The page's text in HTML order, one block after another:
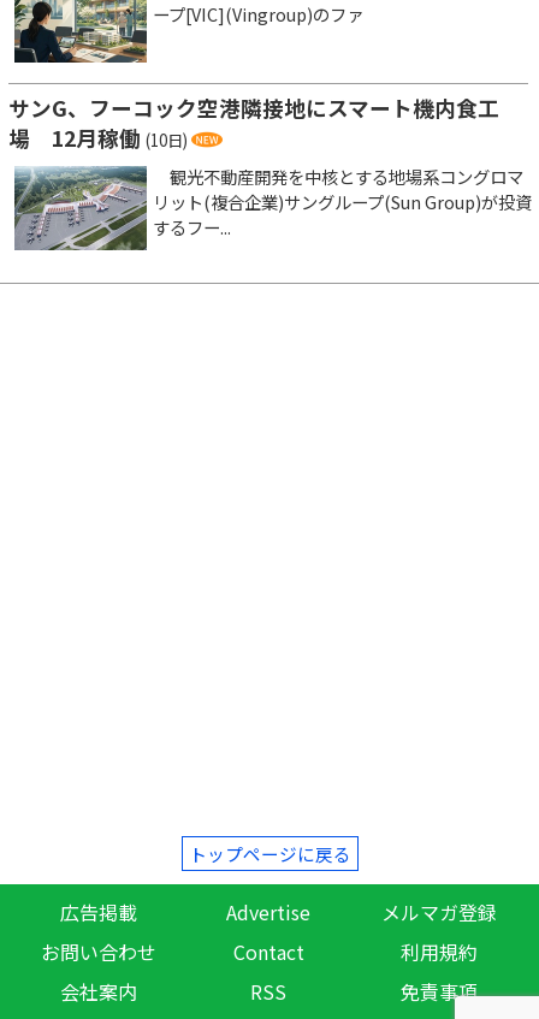
ープ[VIC](Vingroup)のファ
サンG、フーコック空港隣接地にスマート機内食工
場 12月稼働 (10日)
観光不動産開発を中核とする地場系コングロマ
リット(複合企業)サングループ(Sun Group)が投資
するフー...
トップページに戻る
広告掲載 Advertise
メルマガ登録
お問い合わせ
Contact
利用規約
会社案内
RSS 免責事項